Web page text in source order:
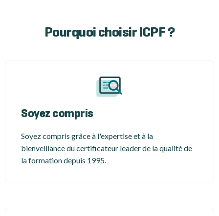
Pourquoi choisir ICPF ?
Soyez compris
Soyez compris grâce à l'expertise et à la
bienveillance du certificateur leader de la qualité de
la formation depuis 1995.